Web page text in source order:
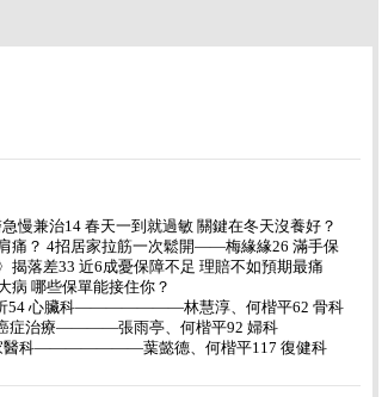
治14 春天一到就過敏 關鍵在冬天沒養好？
4招居家拉筋一次鬆開――梅緣緣26 滿手保
落差33 近6成憂保障不足 理賠不如預期最痛
些保單能接住你？
心臟科―――――――林慧淳、何楷平62 骨科
療――――張雨亭、何楷平92 婦科
―――――――葉懿德、何楷平117 復健科